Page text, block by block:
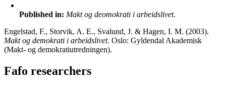
Published in: Makt og deomokrati i arbeidslivet.
Engelstad, F., Storvik, A. E., Svalund, J. & Hagen, I. M. (2003).
Makt og demokrati i arbeidslivet. Oslo: Gyldendal Akademisk
(Makt- og demokratiutredningen).
Fafo researchers